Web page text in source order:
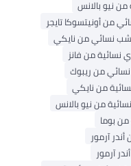
من نيو بالانس
من أونيتسوكا تايجر
نسائي من نايكي
نسائية من فانز
من ريبوك
من نايكي
من نيو بالانس
بوما
آرمور
آرمور